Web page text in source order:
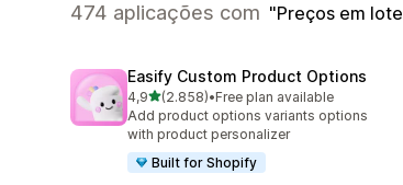
474 aplicações com Preços em lote
Easify Custom Product Options
4,9de 5 estrelas
(2.858)
2858 total de avaliações
•Free plan available
Add product options variants options
with product personalizer
Built for Shopify